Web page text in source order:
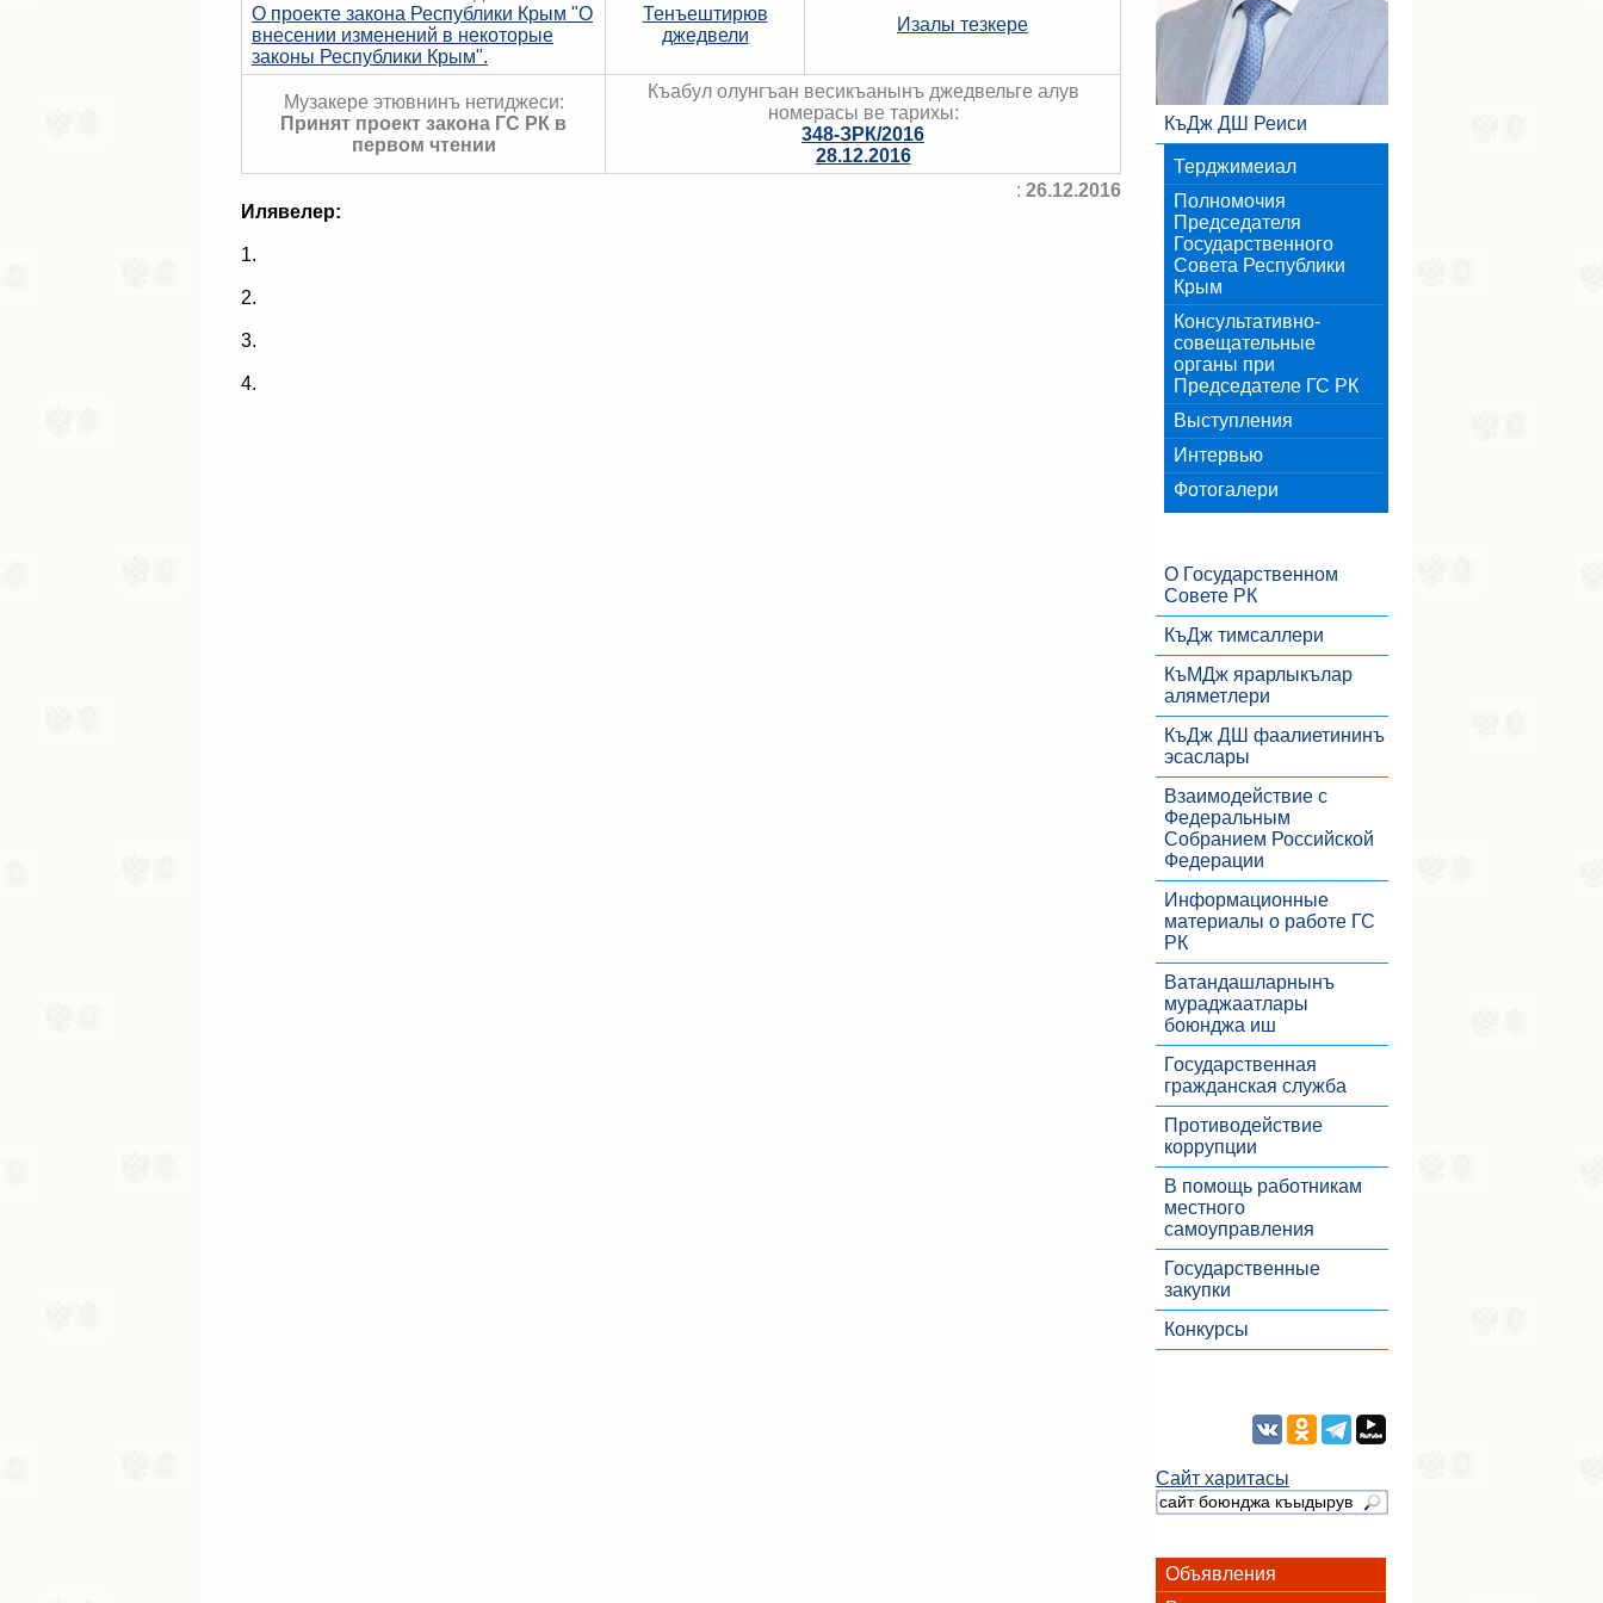
О проекте закона Республики Крым "О
внесении изменений в некоторые
законы Республики Крым".
Тенъештирюв
джедвели
Изалы тезкере
Музакере этювнинъ нетиджеси:
Принят проект закона ГС РК в
первом чтении
Къабул олунгъан весикъанынъ джедвельге алув
номерасы ве тарихы:
348-ЗРК/2016
28.12.2016
: 26.12.2016
Илявелер:
1.
2.
3.
4.
КъДж ДШ Реиси
Терджимеиал
Полномочия
Председателя
Государственного
Совета Республики
Крым
Консультативно-
совещательные
органы при
Председателе ГС РК
Выступления
Интервью
Фотогалери
О Государственном
Совете РК
КъДж тимсаллери
КъМДж ярарлыкълар
аляметлери
КъДж ДШ фаалиетининъ
эсаслары
Взаимодействие с
Федеральным
Собранием Российской
Федерации
Информационные
материалы о работе ГС
РК
Ватандашларнынъ
мураджаатлары
боюнджа иш
Государственная
гражданская служба
Противодействие
коррупции
В помощь работникам
местного
самоуправления
Государственные
закупки
Конкурсы
Сайт харитасы
Объявления